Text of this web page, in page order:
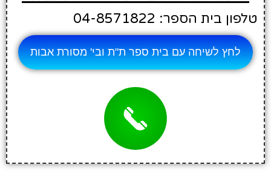
טלפון בית הספר: 04-8571822
לחץ לשיחה עם בית ספר ת"ת ובי' מסורת אבות